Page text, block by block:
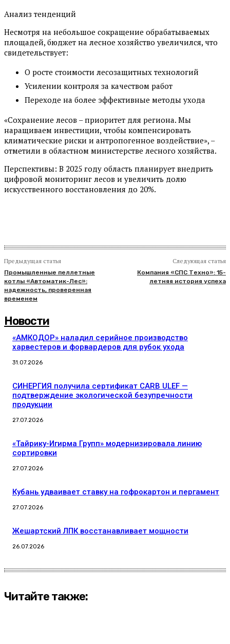
Анализ тенденций
Несмотря на небольшое сокращение обрабатываемых
площадей, бюджет на лесное хозяйство увеличился, что
свидетельствует:
О росте стоимости лесозащитных технологий
Усилении контроля за качеством работ
Переходе на более эффективные методы ухода
«Сохранение лесов – приоритет для региона. Мы
наращиваем инвестиции, чтобы компенсировать
климатические риски и антропогенное воздействие», –
отметили в областном министерстве лесного хозяйства.
Перспективы: В 2025 году область планирует внедрить
цифровой мониторинг лесов и увеличить долю
искусственного восстановления до 20%.
Предыдущая статья
Промышленные пеллетные
котлы «Автоматик-Лес»:
надежность, проверенная
временем
Следующая статья
Компания «СПС Техно»: 15-
летняя история успеха
Новости
«АМКОДОР» наладил серийное производство
харвестеров и форвардеров для рубок ухода
31.07.2026
СИНЕРГИЯ получила сертификат CARB ULEF —
подтверждение экологической безупречности
продукции
27.07.2026
«Тайрику-Игирма Групп» модернизировала линию
сортировки
27.07.2026
Кубань удваивает ставку на гофрокартон и пергамент
27.07.2026
Жешартский ЛПК восстанавливает мощности
26.07.2026
Читайте также: